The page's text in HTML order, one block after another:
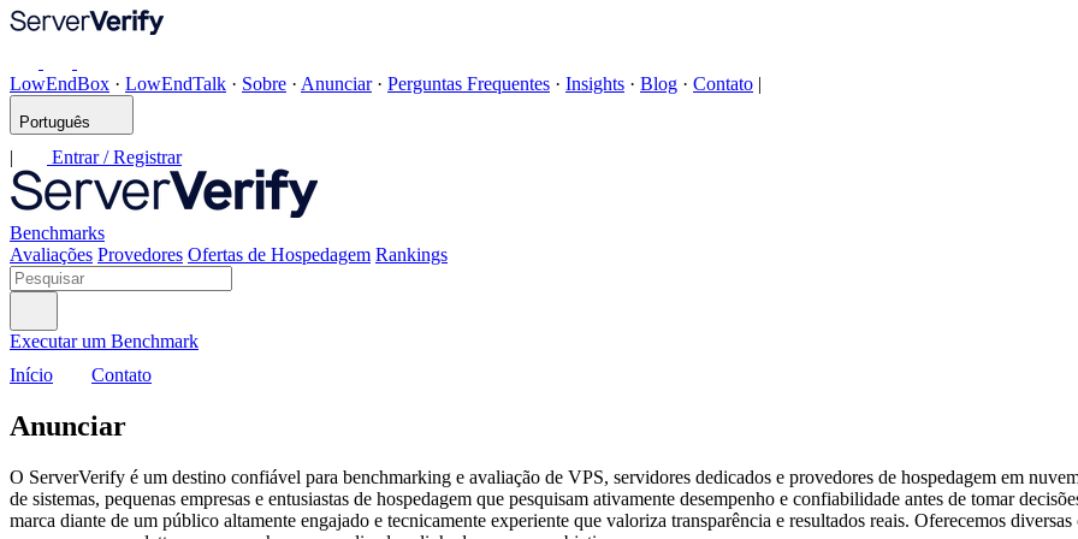
LowEndBox · LowEndTalk · Sobre · Anunciar · Perguntas Frequentes · Insights · Blog · Contato |
Português
| Entrar / Registrar
Benchmarks
Avaliações Provedores Ofertas de Hospedagem Rankings
Executar um Benchmark
Início
Contato
Anunciar
O ServerVerify é um destino confiável para benchmarking e avaliação de VPS, servidores dedicados e provedores de hospedagem em
de sistemas, pequenas empresas e entusiastas de hospedagem que pesquisam ativamente desempenho e confiabilidade antes de tomar
marca diante de um público altamente engajado e tecnicamente experiente que valoriza transparência e resultados reais. Oferecemos